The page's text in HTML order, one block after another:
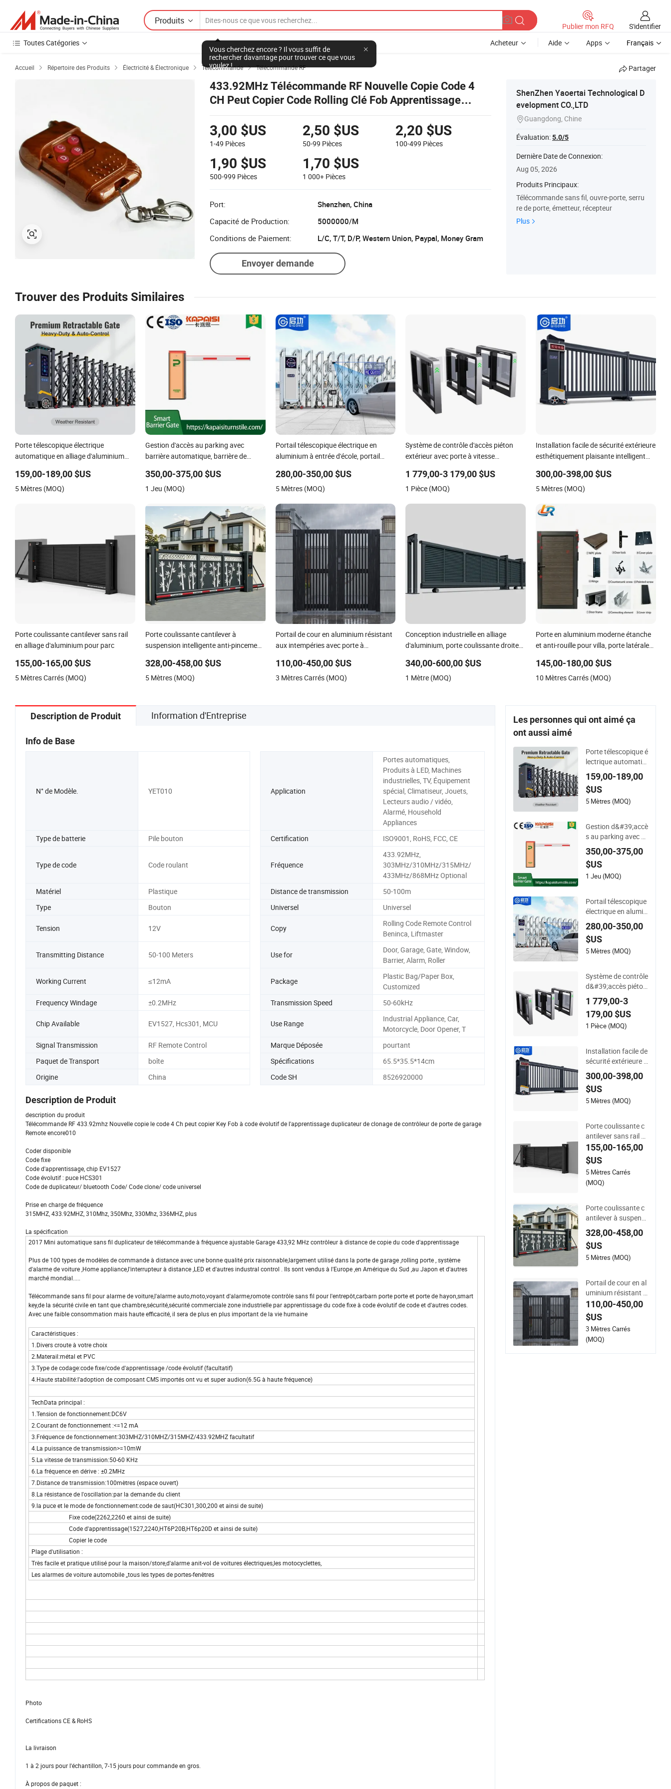
Produits
Vous cherchez encore ? Il vous suffit de
rechercher davantage pour trouver ce que vous
voulez !
Publier mon RFQ
S'identifier
Toutes Catégories
Acheteur Aide Apps Français
Accueil  Répertoire des Produits  Électricité & Électronique  Télécommande  Télécommande RF Partager
433.92MHz Télécommande RF Nouvelle Copie Code 4
CH Peut Copier Code Rolling Clé Fob Apprentissage
Contrôleur de Porte de Garage Clonage Duplicateur
Télécommande Yet010
3,00 $US
1-49 Pièces
2,50 $US
50-99 Pièces
2,20 $US
100-499 Pièces
1,90 $US
500-999 Pièces
1,70 $US
1 000+ Pièces
Port:
Shenzhen, China
Capacité de Production:
5000000/M
Conditions de Paiement:
L/C, T/T, D/P, Western Union, Paypal, Money Gram
Envoyer demande
ShenZhen Yaoertai Technological D
evelopment CO.,LTD
Guangdong, Chine
Évaluation:5.0/5
Dernière Date de Connexion:
Aug 05, 2026
Produits Principaux:
Télécommande sans fil, ouvre-porte, serru
re de porte, émetteur, récepteur
Plus
Trouver des Produits Similaires
Porte télescopique électrique
automatique en alliage d'aluminium
d'usine, d'aéroport et d'école
159,00-189,00 $US
5 Mètres (MOQ)
Gestion d'accès au parking avec
barrière automatique, barrière de
350,00-375,00 $US
1 Jeu (MOQ)
Portail télescopique électrique en
aluminium à entrée d'école, portail
280,00-350,00 $US
5 Mètres (MOQ)
Système de contrôle d'accès piéton
extérieur avec porte à vitesse
capteurs infrarouges, entrée
automatisée sécurisée pour bureaux,
1 779,00-3 179,00 $US
1 Pièce (MOQ)
Installation facile de sécurité extérieure
esthétiquement plaisante intelligent
aluminium
300,00-398,00 $US
5 Mètres (MOQ)
Porte coulissante cantilever sans rail
en alliage d'aluminium pour parc
155,00-165,00 $US
5 Mètres Carrés (MOQ)
Porte coulissante cantilever à
suspension intelligente anti-pincement
contrôle d'accès pour communauté
328,00-458,00 $US
5 Mètres (MOQ)
Portail de cour en aluminium résistant
aux intempéries avec porte à
110,00-450,00 $US
3 Mètres Carrés (MOQ)
Conception industrielle en alliage
d'aluminium, porte coulissante droite
pour entreprise, usine, école
340,00-600,00 $US
1 Mètre (MOQ)
Porte en aluminium moderne étanche
et anti-rouille pour villa, porte latérale
145,00-180,00 $US
10 Mètres Carrés (MOQ)
Description de Produit Information d'Entreprise
Info de Base
N° de Modèle. YET010 Application
Portes automatiques,
Produits à LED, Machines
industrielles, TV, Équipement
spécial, Climatiseur, Jouets,
Lecteurs audio / vidéo,
Alarmé, Household
Appliances
Type de batterie
Pile bouton Certification ISO9001, RoHS, FCC, CE
Type de code Code roulant Fréquence
433.92MHz,
303MHz/310MHz/315MHz/
433MHz/868MHz Optional
Matériel
Plastique Distance de transmission
50-100m
Type
Bouton Universel Universel
Tension 12V Copy
Rolling Code Remote Control
Beninca, Liftmaster
Transmitting Distance 50-100 Meters Use for
Door, Garage, Gate, Window,
Barrier, Alarm, Roller
Working Current ≤12mA Package
Plastic Bag/Paper Box,
Customized
Frequency Windage
±0.2MHz Transmission Speed 50-60kHz
Chip Available EV1527, Hcs301, MCU Use Range
Industrial Appliance, Car,
Motorcycle, Door Opener, T
Signal Transmission
RF Remote Control Marque Déposée
pourtant
Paquet de Transport
boîte Spécifications
65.5*35.5*14cm
Origine
China Code SH 8526920000
Description de Produit
description du produit
Télécommande RF 433.92mhz Nouvelle copie le code 4 Ch peut copier Key Fob à code évolutif de l'apprentissage duplicateur de clonage de contrôleur de porte de garage
Remote encore010
Coder disponible
Code fixe
Code d'apprentissage, chip EV1527
Code évolutif : puce HCS301
Code de duplicateur/ bluetooth Code/ Code clone/ code universel
Prise en charge de fréquence
315MHZ, 433.92MHZ, 310Mhz, 350Mhz, 330Mhz, 336MHZ, plus
La spécification
2017 Mini automatique sans fil duplicateur de télécommande à fréquence ajustable Garage 433,92 MHz contrôleur à distance de copie du code d'apprentissage
Plus de 100 types de modèles de commande à distance avec une bonne qualité prix raisonnable,largement utilisé dans la porte de garage ,rolling porte , système
d'alarme de voiture ,Home appliance,l'interrupteur à distance ,LED et d'autres industral control . Ils sont vendus à l'Europe ,en Amérique du Sud ,au Japon et d'autres
marché mondial.....
Télécommande sans fil pour alarme de voiture,l'alarme auto,moto,voyant d'alarme,romote contrôle sans fil pour l'entrepôt,carbarn porte porte et porte de hayon,smart
key,de la sécurité civile en tant que chambre,sécurité,sécurité commerciale zone industrielle par apprentissage du code fixe à code évolutif de code et d'autres codes.
Avec une faible consommation mais haute efficacité, il sera de plus en plus important de la vie humaine
Caractéristiques :
1.Divers croute à votre choix
2.Materail:métal et PVC
3.Type de codage:code fixe/code d'apprentissage /code évolutif (facultatif)
4.Haute stabilité:l'adoption de composant CMS importés ont vu et super audion(6.5G à haute fréquence)
TechData principal :
1.Tension de fonctionnement:DC6V
2.Courant de fonctionnement :<=12 mA
3.Fréquence de fonctionnement:303MHZ/310MHZ/315MHZ/433.92MHZ facultatif
4.La puissance de transmission>=10mW
5.La vitesse de transmission:50-60 KHz
6.La fréquence en dérive : ±0.2MHz
7.Distance de transmission:100mètres (espace ouvert)
8.La résistance de l'oscillation:par la demande du client
9.la puce et le mode de fonctionnement:code de saut(HC301,300,200 et ainsi de suite)
Fixe code(2262,2260 et ainsi de suite)
Code d'apprentissage(1527,2240,HT6P20B,HT6p20D et ainsi de suite)
Copier le code
Plage d'utilisation :
Très facile et pratique utilisé pour la maison/store,d'alarme anit-vol de voitures électriques,les motocyclettes,
Les alarmes de voiture automobile ,,tous les types de portes-fenêtres
Photo
Certifications CE & RoHS
La livraison
1 à 2 jours pour l'échantillon, 7-15 jours pour commande en gros.
À propos de paquet :
Les personnes qui ont aimé ça
ont aussi aimé
Porte télescopique é
lectrique automatiq
ue en alliage d&#39;
aluminium anti-colli
sion pour l&#39;ent
rée de sécurité d&#
e
159,00-189,00
$US
5 Mètres (MOQ)
Gestion d&#39;accè
s au parking avec b
arrière automatiqu
e, barrière de statio
nnement
350,00-375,00
$US
1 Jeu (MOQ)
Portail télescopique
électrique en alumin
ium à entrée d&#39;
école, portail rétract
able automatique e
n acier
280,00-350,00
$US
5 Mètres (MOQ)
Système de contrôle
d&#39;accès piéton
extérieur avec porte
à vitesse intelligent
e, tourniquet durabl
e avec capteurs infr
pour bureaux, aérop
orts
1 779,00-3
179,00 $US
1 Pièce (MOQ)
Installation facile de
sécurité extérieure e
sthétiquement plais
ante intelligent port
ail coulissant télesc
opique en aluminiu
300,00-398,00
$US
5 Mètres (MOQ)
Porte coulissante c
antilever sans rail e
n alliage d&#39;alu
minium pour parc
155,00-165,00
$US
5 Mètres Carrés
(MOQ)
Porte coulissante c
antilever à suspensi
on intelligente anti-p
incement à fonction
nement silencieux et
à contrôle d&#39;ac
328,00-458,00
$US
5 Mètres (MOQ)
Portail de cour en al
uminium résistant a
ux intempéries avec
porte à emboîtemen
t personnalisable
110,00-450,00
$US
3 Mètres Carrés
(MOQ)